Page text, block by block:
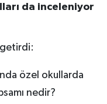
da inceleniyor
getirdi:
özel okullarda
nedir?